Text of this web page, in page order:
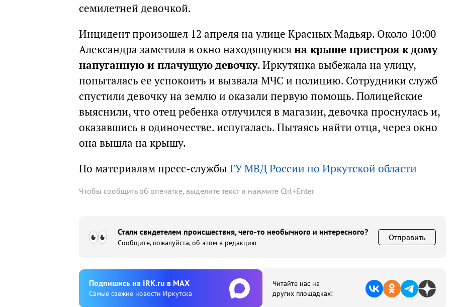
семилетней девочкой.
Инцидент произошел 12 апреля на улице Красных Мадьяр. Около 10:00
Александра заметила в окно находящуюсяна крыше пристроя к дому
напуганную и плачущую девочку. Иркутянка выбежала на улицу,
попыталась ее успокоить и вызвала МЧС и полицию. Сотрудники служб
спустили девочку на землю и оказали первую помощь. Полицейские
выяснили, что отец ребенка отлучился в магазин, девочка проснулась и,
оказавшись в одиночестве. испугалась. Пытаясь найти отца, через окно
она вышла на крышу.
По материалам пресс-службы ГУ МВД России по Иркутской области
Чтобы сообщить об опечатке, выделите текст и нажмите Ctrl+Enter
Стали свидетелем происшествия, чего-то необычного и интересного?
Сообщите, пожалуйста, об этом в редакцию
Отправить
Подпишиcь на IRK.ru в MAX
Cамые свежие новости Иркутска
Читайте нас на
других площадках!